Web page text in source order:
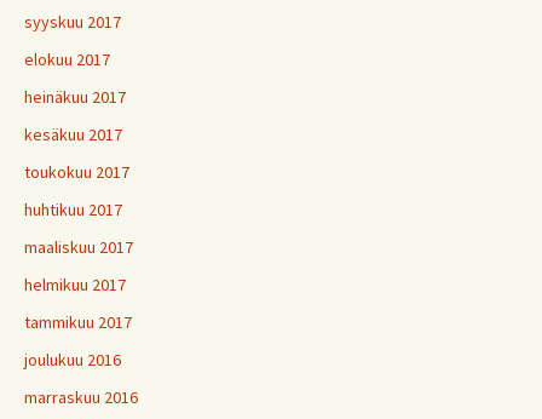
syyskuu 2017
elokuu 2017
heinäkuu 2017
kesäkuu 2017
toukokuu 2017
huhtikuu 2017
maaliskuu 2017
helmikuu 2017
tammikuu 2017
joulukuu 2016
marraskuu 2016